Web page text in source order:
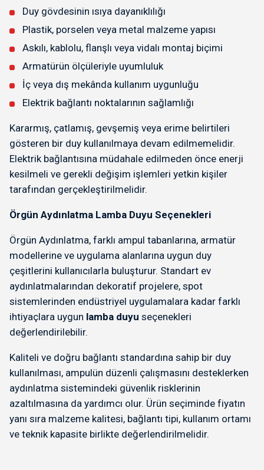
Duy gövdesinin ısıya dayanıklılığı
Plastik, porselen veya metal malzeme yapısı
Askılı, kablolu, flanşlı veya vidalı montaj biçimi
Armatürün ölçüleriyle uyumluluk
İç veya dış mekânda kullanım uygunluğu
Elektrik bağlantı noktalarının sağlamlığı
Kararmış, çatlamış, gevşemiş veya erime belirtileri
gösteren bir duy kullanılmaya devam edilmemelidir.
Elektrik bağlantısına müdahale edilmeden önce enerji
kesilmeli ve gerekli değişim işlemleri yetkin kişiler
tarafından gerçekleştirilmelidir.
Örgün Aydınlatma Lamba Duyu Seçenekleri
Örgün Aydınlatma, farklı ampul tabanlarına, armatür
modellerine ve uygulama alanlarına uygun duy
çeşitlerini kullanıcılarla buluşturur. Standart ev
aydınlatmalarından dekoratif projelere, spot
sistemlerinden endüstriyel uygulamalara kadar farklı
ihtiyaçlara uygun lamba duyu seçenekleri
değerlendirilebilir.
Kaliteli ve doğru bağlantı standardına sahip bir duy
kullanılması, ampulün düzenli çalışmasını desteklerken
aydınlatma sistemindeki güvenlik risklerinin
azaltılmasına da yardımcı olur. Ürün seçiminde fiyatın
yanı sıra malzeme kalitesi, bağlantı tipi, kullanım ortamı
ve teknik kapasite birlikte değerlendirilmelidir.